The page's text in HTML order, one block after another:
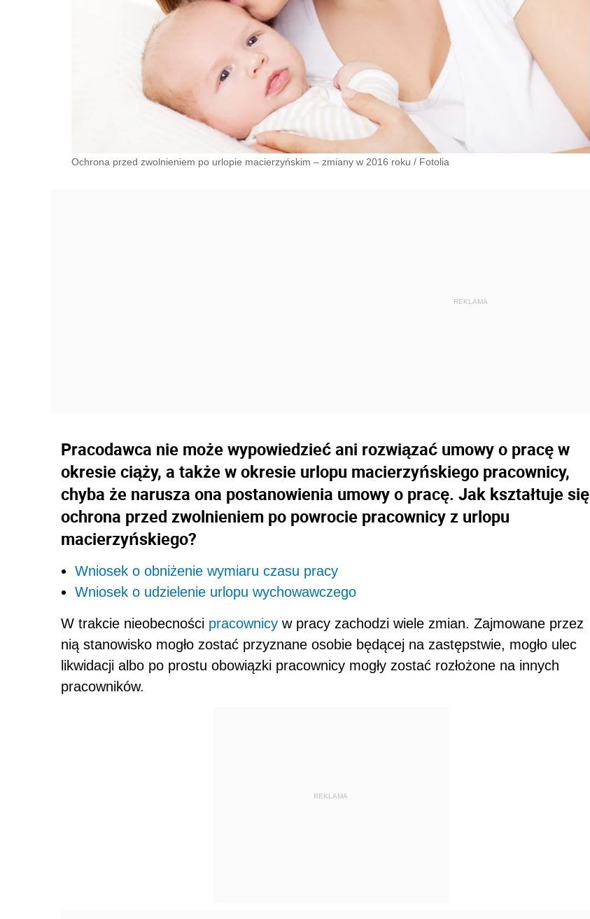
Ochrona przed zwolnieniem po urlopie macierzyńskim – zmiany w 2016 roku / Fotolia
Pracodawca nie może wypowiedzieć ani rozwiązać umowy o pracę w
okresie ciąży, a także w okresie urlopu macierzyńskiego pracownicy,
chyba że narusza ona postanowienia umowy o pracę. Jak kształtuje się
ochrona przed zwolnieniem po powrocie pracownicy z urlopu
macierzyńskiego?
Wniosek o obniżenie wymiaru czasu pracy
Wniosek o udzielenie urlopu wychowawczego
W trakcie nieobecności pracownicy w pracy zachodzi wiele zmian. Zajmowane przez
nią stanowisko mogło zostać przyznane osobie będącej na zastępstwie, mogło ulec
likwidacji albo po prostu obowiązki pracownicy mogły zostać rozłożone na innych
pracowników.
REKLAMA